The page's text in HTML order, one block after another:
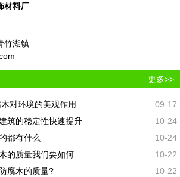
材料厂
竹湖镇
更多>>
对环境的美观作用
09-17
筑的稳定性快速提升
10-24
都有什么
10-24
的质量我们要如何..
10-22
腐木的质量?
10-22